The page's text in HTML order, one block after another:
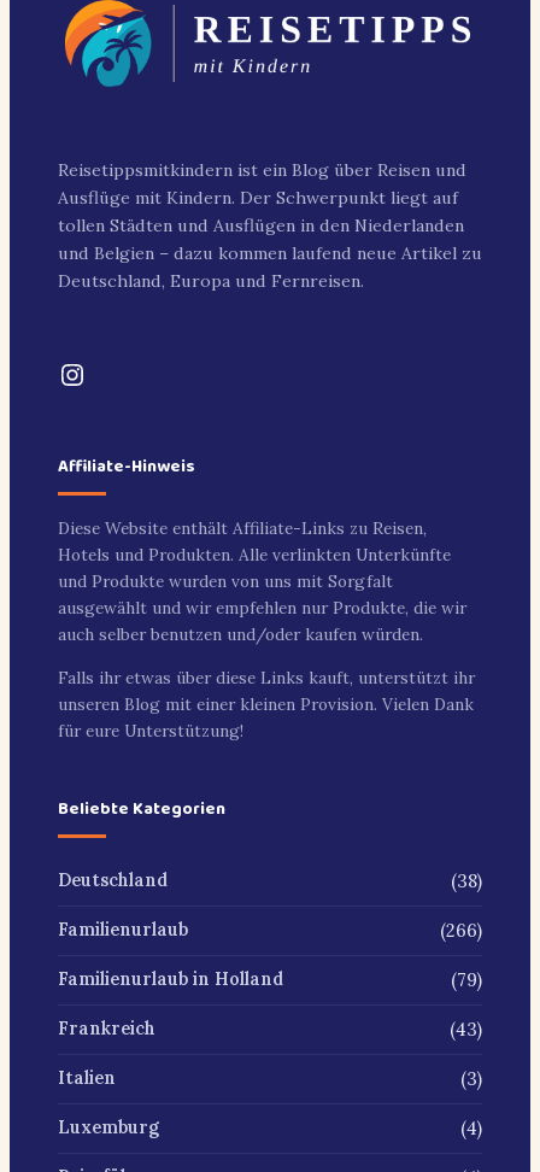
Reisetippsmitkindern ist ein Blog über Reisen und
Ausflüge mit Kindern. Der Schwerpunkt liegt auf
tollen Städten und Ausflügen in den Niederlanden
und Belgien – dazu kommen laufend neue Artikel zu
Deutschland, Europa und Fernreisen.
Instagram
Affiliate-Hinweis
Diese Website enthält Affiliate-Links zu Reisen,
Hotels und Produkten. Alle verlinkten Unterkünfte
und Produkte wurden von uns mit Sorgfalt
ausgewählt und wir empfehlen nur Produkte, die wir
auch selber benutzen und/oder kaufen würden.
Falls ihr etwas über diese Links kauft, unterstützt ihr
unseren Blog mit einer kleinen Provision. Vielen Dank
für eure Unterstützung!
Beliebte Kategorien
Deutschland (38)
Familienurlaub (266)
Familienurlaub in Holland (79)
Frankreich (43)
Italien (3)
Luxemburg (4)